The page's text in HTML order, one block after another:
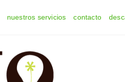
nuestros servicios contacto